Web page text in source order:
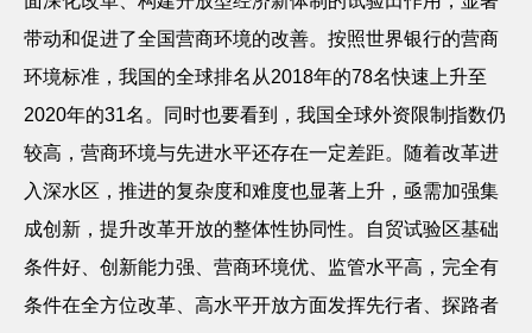
带动和促进了全国营商环境的改善。按照世界银行的营商
环境标准，我国的全球排名从2018年的78名快速上升至
2020年的31名。同时也要看到，我国全球外资限制指数仍
较高，营商环境与先进水平还存在一定差距。随着改革进
入深水区，推进的复杂度和难度也显著上升，亟需加强集
成创新，提升改革开放的整体性协同性。自贸试验区基础
条件好、创新能力强、营商环境优、监管水平高，完全有
条件在全方位改革、高水平开放方面发挥先行者、探路者